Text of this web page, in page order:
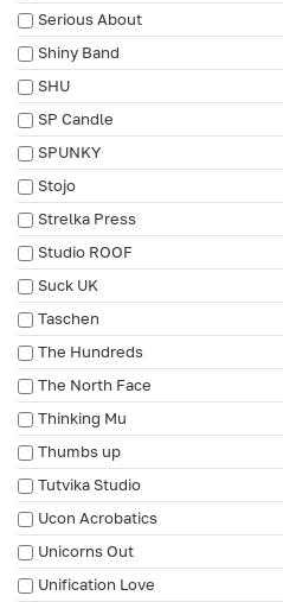
Serious About
Shiny Band
SHU
SP Candle
SPUNKY
Stojo
Strelka Press
Studio ROOF
Suck UK
Taschen
The Hundreds
The North Face
Thinking Mu
Thumbs up
Tutvika Studio
Ucon Acrobatics
Unicorns Out
Unification Love